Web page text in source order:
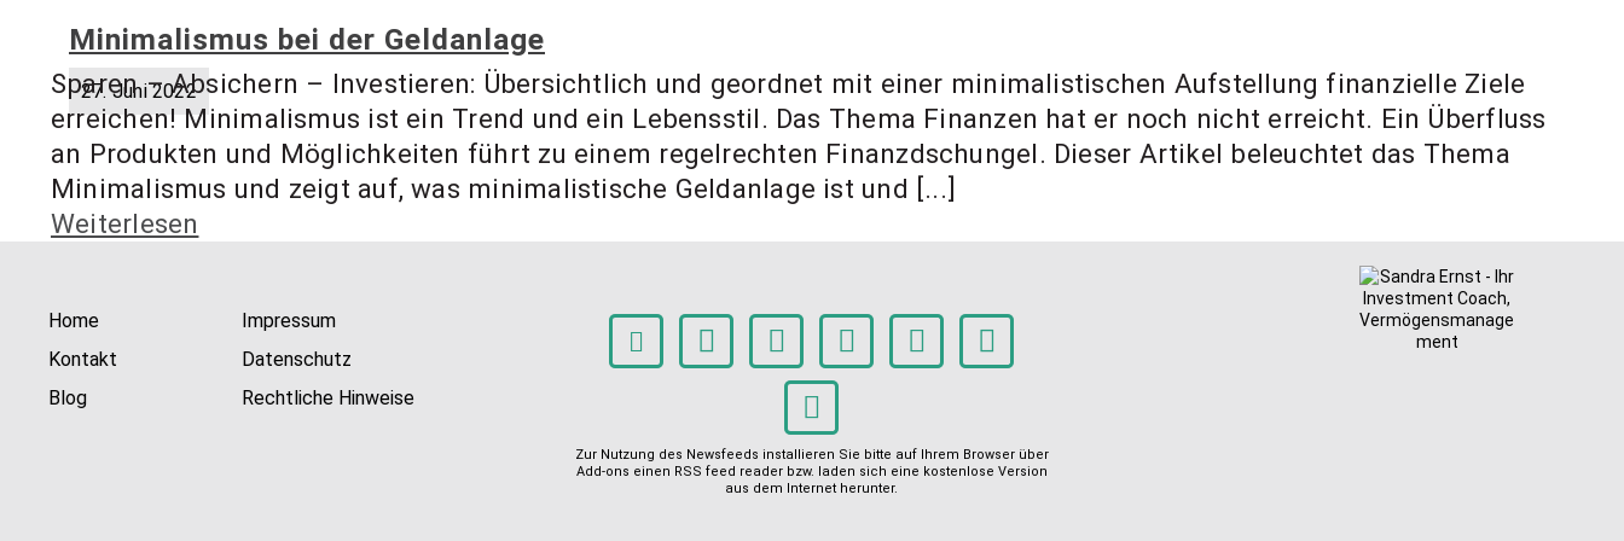
Minimalismus bei der Geldanlage
27. Juni 2022
Sparen – Absichern – Investieren: Übersichtlich und geordnet mit einer minimalistischen Aufstellung finanzielle Ziele
erreichen! Minimalismus ist ein Trend und ein Lebensstil. Das Thema Finanzen hat er noch nicht erreicht. Ein Überfluss
an Produkten und Möglichkeiten führt zu einem regelrechten Finanzdschungel. Dieser Artikel beleuchtet das Thema
Minimalismus und zeigt auf, was minimalistische Geldanlage ist und [...]
Weiterlesen
Home
Kontakt
Blog
Impressum
Datenschutz
Rechtliche Hinweise
Zur Nutzung des Newsfeeds installieren Sie bitte auf Ihrem Browser über
Add-ons einen RSS feed reader bzw. laden sich eine kostenlose Version
aus dem Internet herunter.